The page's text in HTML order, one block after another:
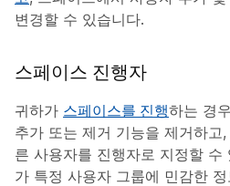
변경할 수 있습니다.
스페이스 진행자
귀하가 스페이스를 진행하는 경우, 다
추가 또는 제거 기능을 제거하고
른 사용자를 진행자로 지정할 수
가 특정 사용자 그룹에 민감한